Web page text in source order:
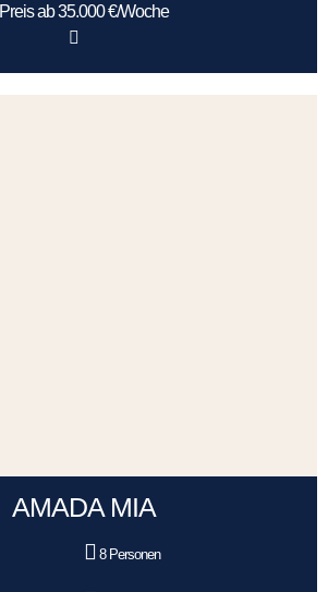
Preis ab 35.000 €/Woche
AMADA MIA
8 Personen